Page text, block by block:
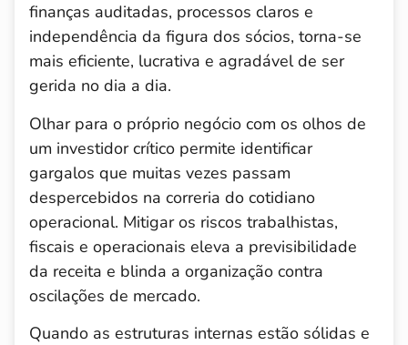
finanças auditadas, processos claros e
independência da figura dos sócios, torna-se
mais eficiente, lucrativa e agradável de ser
gerida no dia a dia.
Olhar para o próprio negócio com os olhos de
um investidor crítico permite identificar
gargalos que muitas vezes passam
despercebidos na correria do cotidiano
operacional. Mitigar os riscos trabalhistas,
fiscais e operacionais eleva a previsibilidade
da receita e blinda a organização contra
oscilações de mercado.
Quando as estruturas internas estão sólidas e